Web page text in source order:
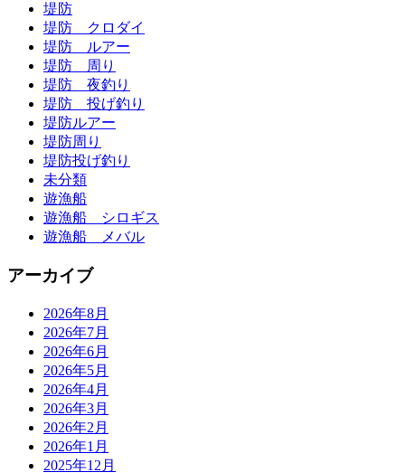
堤防
堤防 クロダイ
堤防 ルアー
堤防 周り
堤防 夜釣り
堤防 投げ釣り
堤防ルアー
堤防周り
堤防投げ釣り
未分類
遊漁船
遊漁船 シロギス
遊漁船 メバル
アーカイブ
2026年8月
2026年7月
2026年6月
2026年5月
2026年4月
2026年3月
2026年2月
2026年1月
2025年12月